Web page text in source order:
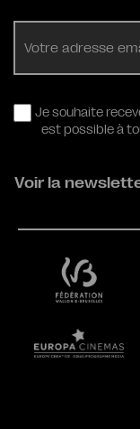
Je souhaite
est possible à
Voir la